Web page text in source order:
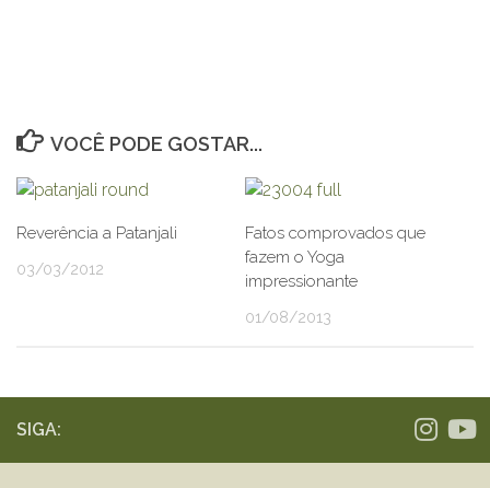
VOCÊ PODE GOSTAR...
Reverência a Patanjali
03/03/2012
Fatos comprovados que
fazem o Yoga
impressionante
01/08/2013
SIGA: